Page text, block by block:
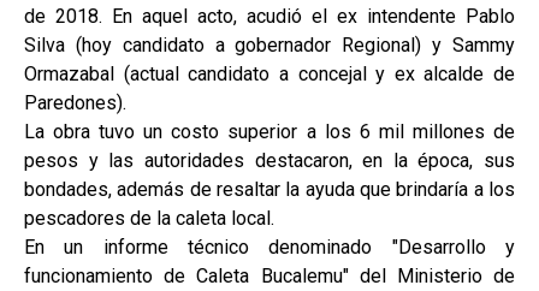
de 2018. En aquel acto, acudió el ex intendente Pablo
Silva (hoy candidato a gobernador Regional) y Sammy
Ormazabal (actual candidato a concejal y ex alcalde de
Paredones).
La obra tuvo un costo superior a los 6 mil millones de
pesos y las autoridades destacaron, en la época, sus
bondades, además de resaltar la ayuda que brindaría a los
pescadores de la caleta local.
En un informe técnico denominado "Desarrollo y
funcionamiento de Caleta Bucalemu" del Ministerio de